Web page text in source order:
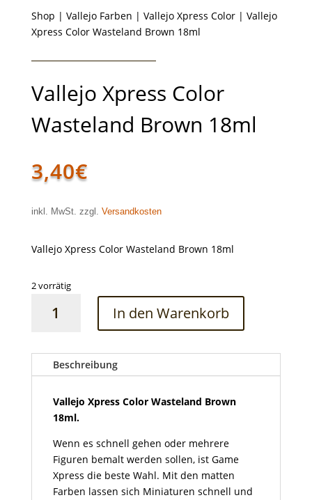
Shop | Vallejo Farben | Vallejo Xpress Color| Vallejo
Xpress Color Wasteland Brown 18ml
Vallejo Xpress Color
Wasteland Brown 18ml
3,40€
inkl. MwSt. zzgl. Versandkosten
Vallejo Xpress Color Wasteland Brown 18ml
2 vorrätig
Xpress
Brown
Menge
In den Warenkorb
Beschreibung
Vallejo Xpress Color Wasteland Brown
18ml.
Wenn es schnell gehen oder mehrere
Figuren bemalt werden sollen, ist Game
Xpress die beste Wahl. Mit den matten
Farben lassen sich Miniaturen schnell und